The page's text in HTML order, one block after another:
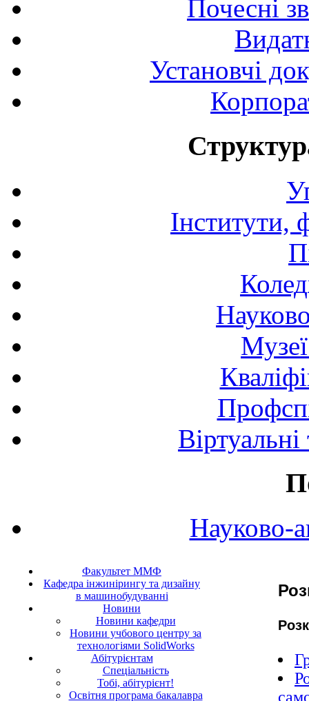
Почесні
Установчі
Інститути,
Науково-
Факультет ММФ
Кафедра інжинірингу та дизайну
в машинобудуванні
Новини
Новини кафедри
Новини учбового центру за
технологіями SolidWorks
Абітурієнтам
Спеціальність
Тобі, абітурієнт!
Освітня програма бакалавра